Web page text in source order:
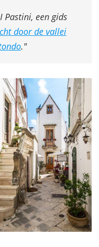
Pastini, een gids
door de vallei
.